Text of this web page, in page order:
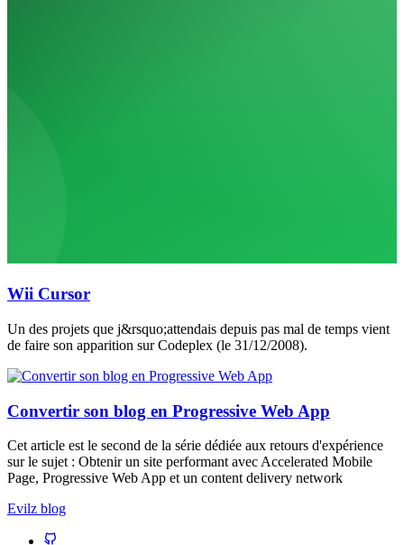
Wii Cursor
Un des projets que j&rsquo;attendais depuis pas mal de temps vient
de faire son apparition sur Codeplex (le 31/12/2008).
Convertir son blog en Progressive Web App
Cet article est le second de la série dédiée aux retours d'expérience
sur le sujet : Obtenir un site performant avec Accelerated Mobile
Page, Progressive Web App et un content delivery network
Evilz blog